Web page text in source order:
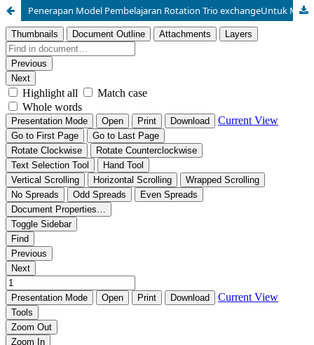
Penerapan Model Pembelajaran Rotation Trio exchangeUntuk Meningkatkan Hasil Belajar Siswa